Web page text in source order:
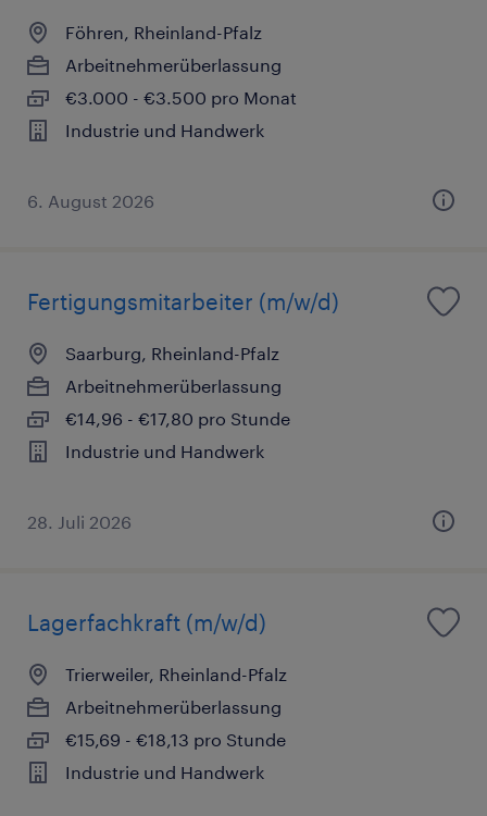
Föhren, Rheinland-Pfalz
Arbeitnehmerüberlassung
€3.000 - €3.500 pro Monat
Industrie und Handwerk
6. August 2026
Fertigungsmitarbeiter (m/w/d)
Saarburg, Rheinland-Pfalz
Arbeitnehmerüberlassung
€14,96 - €17,80 pro Stunde
Industrie und Handwerk
28. Juli 2026
Lagerfachkraft (m/w/d)
Trierweiler, Rheinland-Pfalz
Arbeitnehmerüberlassung
€15,69 - €18,13 pro Stunde
Industrie und Handwerk